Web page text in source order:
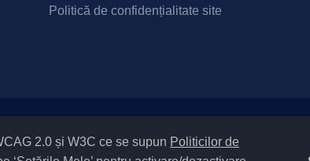
2.0 și W3C ce se supun Politicilor de
Politică de confidențialitate site
și Accesibilitate